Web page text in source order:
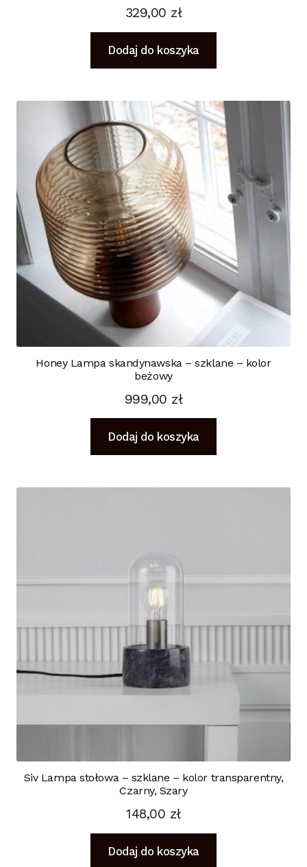
329,00 zł
Dodaj do koszyka
Honey Lampa skandynawska – szklane – kolor
beżowy
999,00 zł
Dodaj do koszyka
Siv Lampa stołowa – szklane – kolor transparentny,
Czarny, Szary
148,00 zł
Dodaj do koszyka